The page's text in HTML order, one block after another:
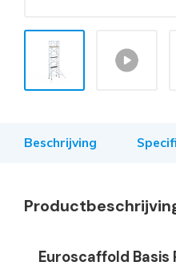
Beschrijving
Euroscaffold Basis